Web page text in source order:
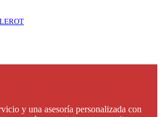
y una asesoría personalizada con